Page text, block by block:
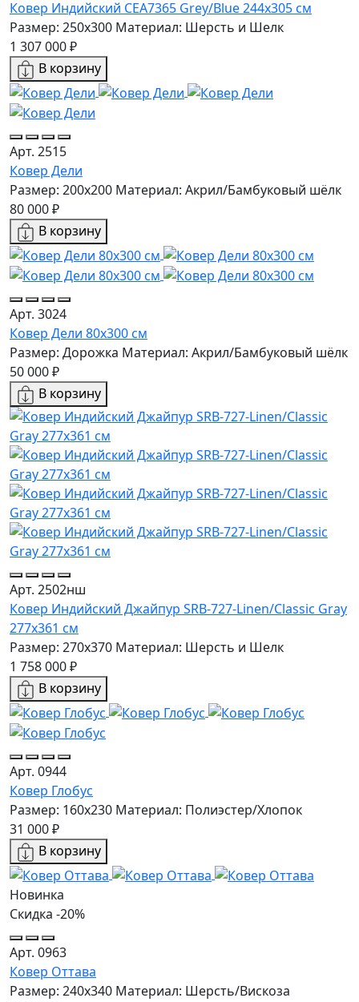
Ковер Индийский CEA7365 Grey/Blue 244x305 см
Размер: 250x300 Материал: Шерсть и Шелк
1 307 000 ₽
В корзину
Арт. 2515
Ковер Дели
Размер: 200х200 Материал: Акрил/Бамбуковый шёлк
80 000 ₽
В корзину
Арт. 3024
Ковер Дели 80х300 см
Размер: Дорожка Материал: Акрил/Бамбуковый шёлк
50 000 ₽
В корзину
Арт. 2502нш
Ковер Индийский Джайпур SRB-727-Linen/Classic Gray
277x361 см
Размер: 270x370 Материал: Шерсть и Шелк
1 758 000 ₽
В корзину
Арт. 0944
Ковер Глобус
Размер: 160х230 Материал: Полиэстер/Хлопок
31 000 ₽
В корзину
Новинка
Скидка -20%
Арт. 0963
Ковер Оттава
Размер: 240x340 Материал: Шерсть/Вискоза